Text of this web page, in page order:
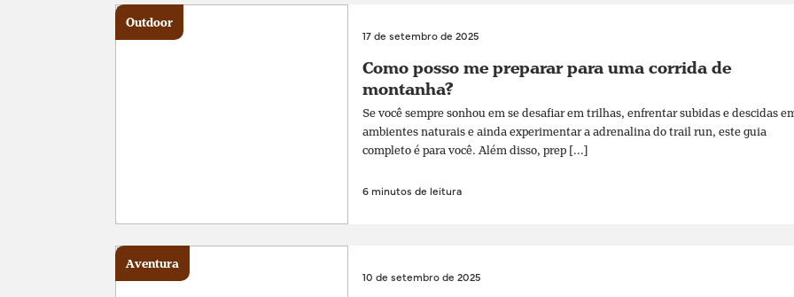
17 de setembro de 2025
Como posso me preparar para uma corrida de
montanha?
Se você sempre sonhou em se desafiar em trilhas, enfrentar subidas e descidas
ambientes naturais e ainda experimentar a adrenalina do trail run, este guia
completo é para você. Além disso, prep [...]
6 minutos de leitura
Outdoor
10 de setembro de 2025
Aventura